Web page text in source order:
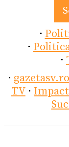
·
·
·
· gazetasv.ro
TV ·